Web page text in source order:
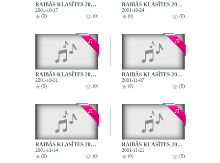
RAIBĀS KLASĪTES 2001.10.17.
2001-10-17
(0)
(0)
RAIBĀS KLASĪTES 2001.10.24.
2001-10-24
(0)
(0)
RAIBĀS KLASĪTES 2001.10.31.
2001-10-31
(0)
(0)
RAIBĀS KLASĪTES 2001.11.07.
2001-11-07
(0)
(0)
RAIBĀS KLASĪTES 2001.11.14.
2001-11-14
(0)
(0)
RAIBĀS KLASĪTES 2001.11.21.
2001-11-21
(0)
(0)